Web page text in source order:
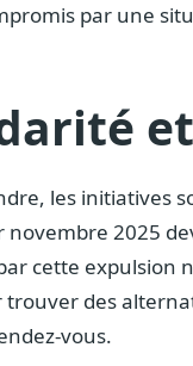
par une
les initiatives
2025
cette expulsion
trouver des
vous.